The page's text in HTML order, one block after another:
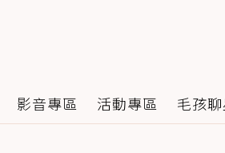
影音專區 活動專區 毛孩